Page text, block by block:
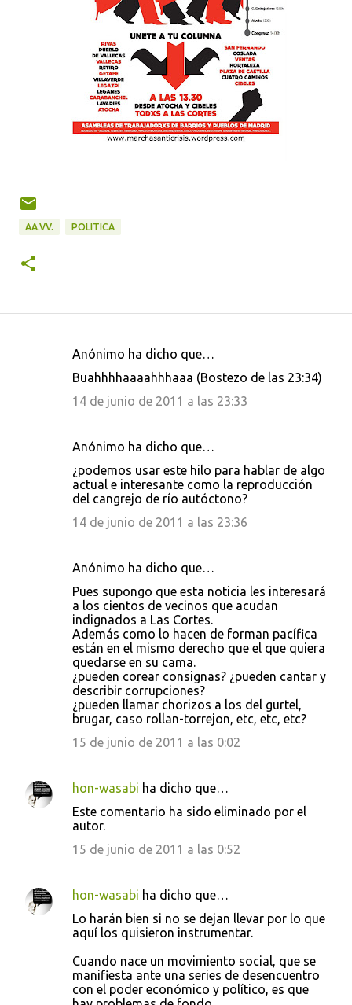
AA.VV. POLITICA
Anónimo ha dicho que…
Buahhhhaaaahhhaaa (Bostezo de las 23:34)
14 de junio de 2011 a las 23:33
Anónimo ha dicho que…
¿podemos usar este hilo para hablar de algo
actual e interesante como la reproducción
del cangrejo de río autóctono?
14 de junio de 2011 a las 23:36
Anónimo ha dicho que…
Pues supongo que esta noticia les interesará
a los cientos de vecinos que acudan
indignados a Las Cortes.
Además como lo hacen de forman pacífica
están en el mismo derecho que el que quiera
quedarse en su cama.
¿pueden corear consignas? ¿pueden cantar y
describir corrupciones?
¿pueden llamar chorizos a los del gurtel,
brugar, caso rollan-torrejon, etc, etc, etc?
15 de junio de 2011 a las 0:02
hon-wasabi ha dicho que…
Este comentario ha sido eliminado por el
autor.
15 de junio de 2011 a las 0:52
hon-wasabi ha dicho que…
Lo harán bien si no se dejan llevar por lo que
aquí los quisieron instrumentar.
Cuando nace un movimiento social, que se
manifiesta ante una series de desencuentro
con el poder económico y político, es que